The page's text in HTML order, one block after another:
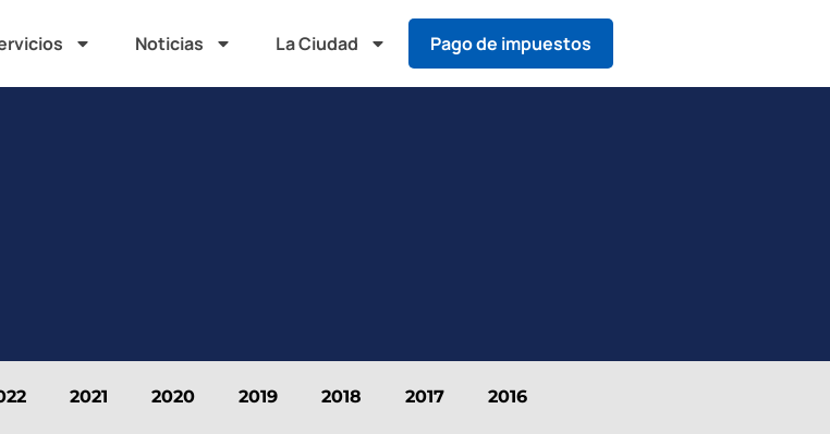
Noticias La Ciudad Pago de impuestos
2021 2020 2019 2018 2017 2016